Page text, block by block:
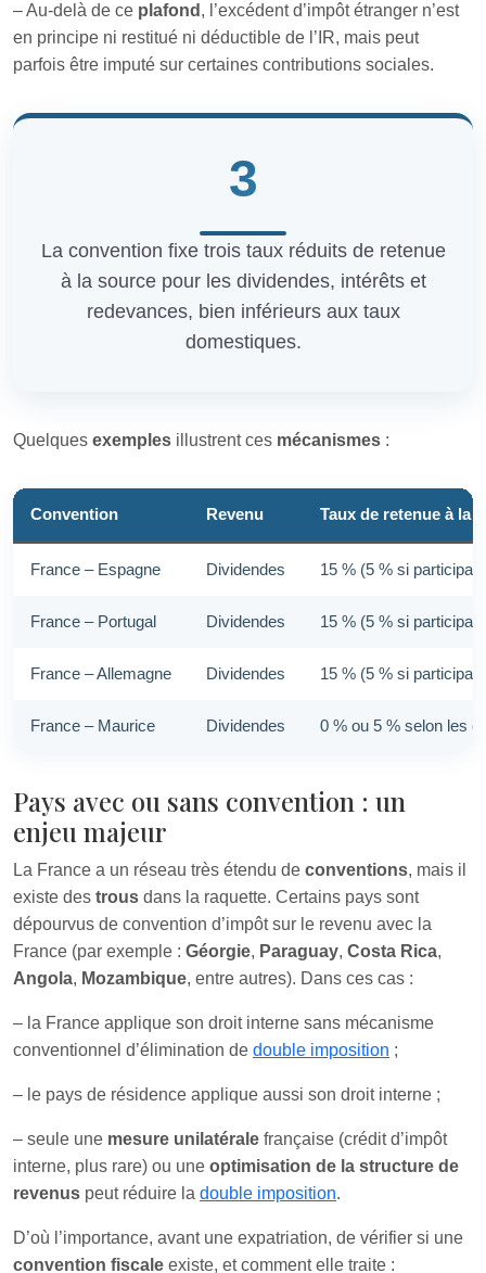
– Au-delà de ce plafond , l’excédent d’impôt étranger n’est
en principe ni restitué ni déductible de l’IR, mais peut
parfois être imputé sur certaines contributions sociales.
3
La convention fixe trois taux réduits de retenue
à la source pour les dividendes, intérêts et
redevances, bien inférieurs aux taux
domestiques.
Quelques exemples illustrent ces mécanismes :
Convention Revenu Taux de retenue à la
France – Espagne Dividendes 15 % (5 % si
France – Portugal Dividendes 15 % (5 % si
France – Allemagne Dividendes 15 % (5 % si
France – Maurice Dividendes 0 % ou 5 % selon les
Pays avec ou sans convention : un
enjeu majeur
La France a un réseau très étendu de conventions, mais il
existe des trous dans la raquette. Certains pays sont
dépourvus de convention d’impôt sur le revenu avec la
France (par exemple : Géorgie, Paraguay, Costa Rica,
Angola, Mozambique, entre autres). Dans ces cas :
– la France applique son droit interne sans mécanisme
conventionnel d’élimination de double imposition ;
– le pays de résidence applique aussi son droit interne ;
– seule une mesure unilatérale française (crédit d’impôt
interne, plus rare) ou une optimisation de la structure de
revenus peut réduire la double imposition.
D’où l’importance, avant une expatriation, de vérifier si une
convention fiscale existe, et comment elle traite :